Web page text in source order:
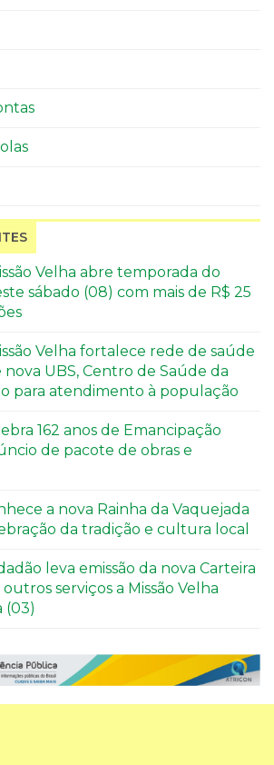
Velha abre temporada do
sábado (08) com mais de R$ 25
Velha fortalece rede de saúde
UBS, Centro de Saúde da
para atendimento à população
162 anos de Emancipação
de pacote de obras e
a nova Rainha da Vaquejada
da tradição e cultura local
leva emissão da nova Carteira
serviços a Missão Velha
(03)